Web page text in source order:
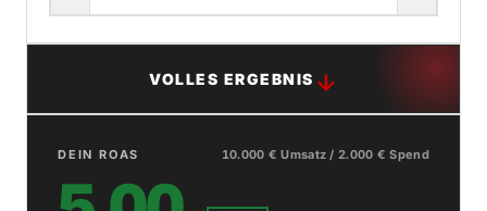
VOLLES ERGEBNIS
DEIN ROAS 10.000 € Umsatz / 2.000 € Spend